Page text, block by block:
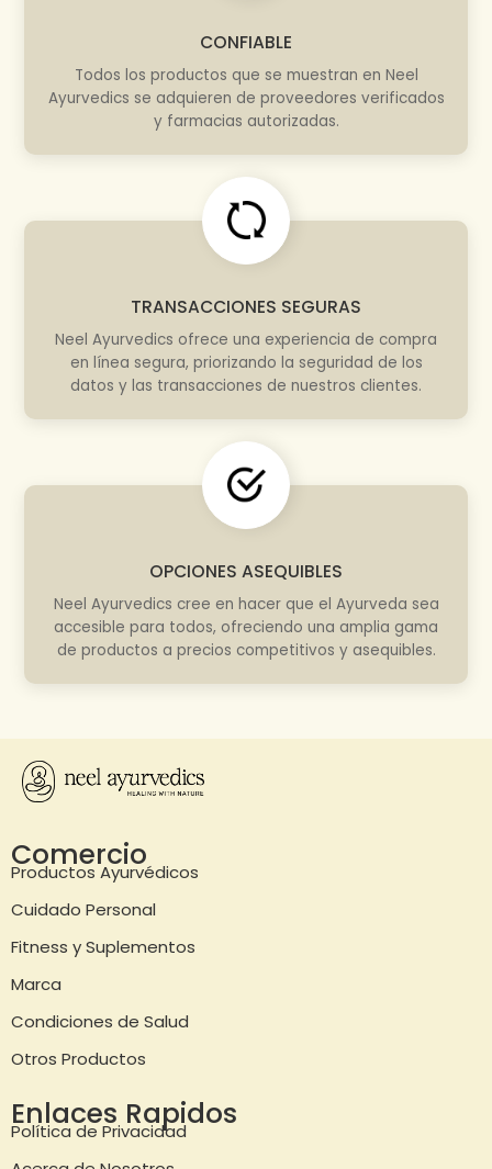
CONFIABLE
Todos los productos que se muestran en Neel
Ayurvedics se adquieren de proveedores verificados
y farmacias autorizadas.
TRANSACCIONES SEGURAS
Neel Ayurvedics ofrece una experiencia de compra
en línea segura, priorizando la seguridad de los
datos y las transacciones de nuestros clientes.
OPCIONES ASEQUIBLES
Neel Ayurvedics cree en hacer que el Ayurveda sea
accesible para todos, ofreciendo una amplia gama
de productos a precios competitivos y asequibles.
Comercio
Productos Ayurvédicos
Cuidado Personal
Fitness y Suplementos
Marca
Condiciones de Salud
Otros Productos
Enlaces Rapidos
Política de Privacidad